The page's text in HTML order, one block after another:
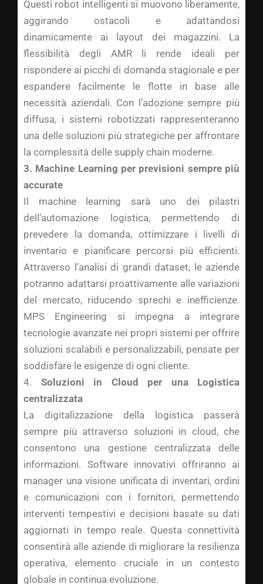
Questi robot intelligenti si muovono liberamente,
aggirando ostacoli e adattandosi
dinamicamente ai layout dei magazzini. La
flessibilità degli AMR li rende ideali per
rispondere ai picchi di domanda stagionale e per
espandere facilmente le flotte in base alle
necessità aziendali. Con l’adozione sempre più
diffusa, i sistemi robotizzati rappresenteranno
una delle soluzioni più strategiche per affrontare
la complessità delle supply chain moderne.
3. Machine Learning per previsioni sempre più
accurate
Il machine learning sarà uno dei pilastri
dell’automazione logistica, permettendo di
prevedere la domanda, ottimizzare i livelli di
inventario e pianificare percorsi più efficienti.
Attraverso l’analisi di grandi dataset, le aziende
potranno adattarsi proattivamente alle variazioni
del mercato, riducendo sprechi e inefficienze.
MPS Engineering si impegna a integrare
tecnologie avanzate nei propri sistemi per offrire
soluzioni scalabili e personalizzabili, pensate per
soddisfare le esigenze di ogni cliente.
4. Soluzioni in Cloud per una Logistica
centralizzata
La digitalizzazione della logistica passerà
sempre più attraverso soluzioni in cloud, che
consentono una gestione centralizzata delle
informazioni. Software innovativi offriranno ai
manager una visione unificata di inventari, ordini
e comunicazioni con i fornitori, permettendo
interventi tempestivi e decisioni basate su dati
aggiornati in tempo reale. Questa connettività
consentirà alle aziende di migliorare la resilienza
operativa, elemento cruciale in un contesto
globale in continua evoluzione.